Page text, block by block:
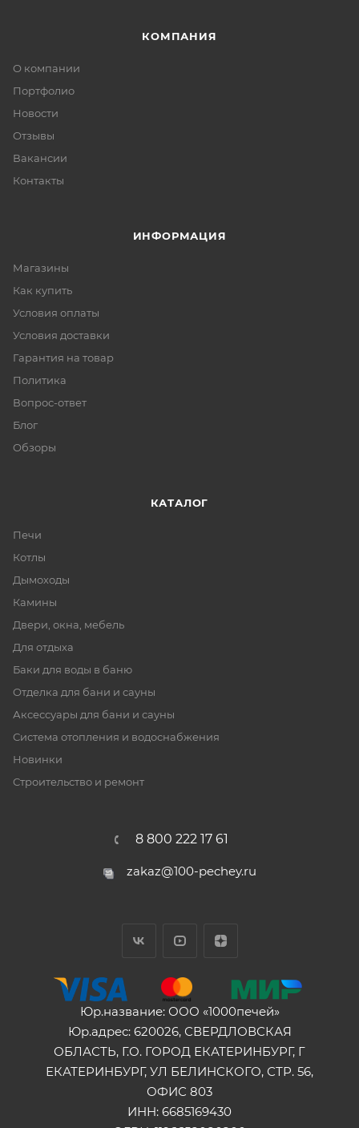
КОМПАНИЯ
О компании
Портфолио
Новости
Отзывы
Вакансии
Контакты
ИНФОРМАЦИЯ
Магазины
Как купить
Условия оплаты
Условия доставки
Гарантия на товар
Политика
Вопрос-ответ
Блог
Обзоры
КАТАЛОГ
Печи
Котлы
Дымоходы
Камины
Двери, окна, мебель
Для отдыха
Баки для воды в баню
Отделка для бани и сауны
Аксессуары для бани и сауны
Система отопления и водоснабжения
Новинки
Строительство и ремонт
8 800 222 17 61
zakaz@100-pechey.ru
Юр.название: ООО «1000печей»
Юр.адрес: 620026, СВЕРДЛОВСКАЯ
ОБЛАСТЬ, Г.О. ГОРОД ЕКАТЕРИНБУРГ, Г
ЕКАТЕРИНБУРГ, УЛ БЕЛИНСКОГО, СТР. 56,
ОФИС 803
ИНН: 6685169430